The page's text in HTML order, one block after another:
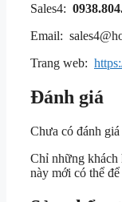
Sales4:
Email:
Trang web:
Đánh giá
Chưa có đánh giá
Chỉ những khách
này mới có thể